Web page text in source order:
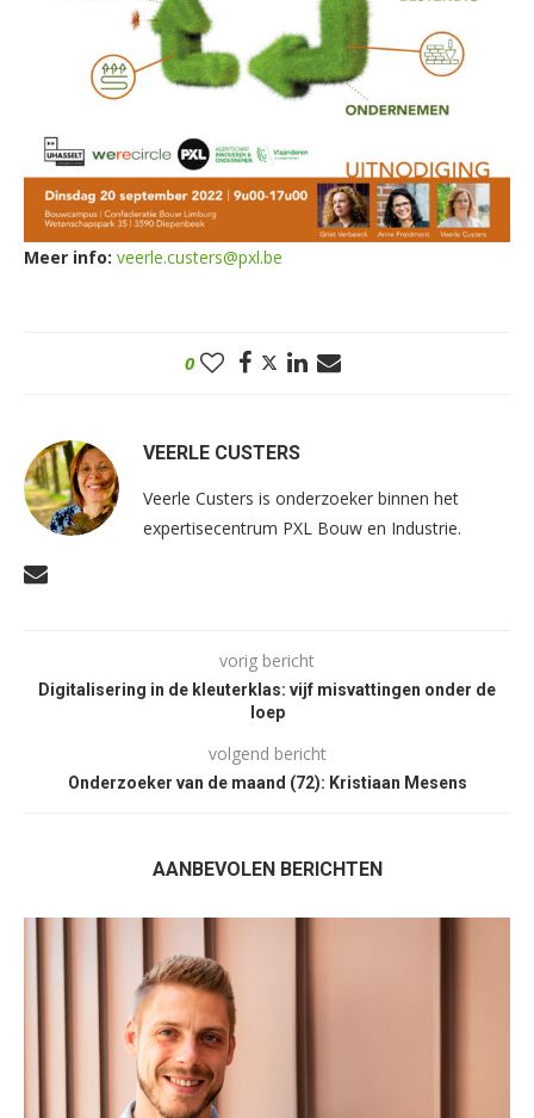
Meer info: veerle.custers@pxl.be
0
VEERLE CUSTERS
Veerle Custers is onderzoeker binnen het
expertisecentrum PXL Bouw en Industrie.
vorig bericht
Digitalisering in de kleuterklas: vijf misvattingen onder de
loep
volgend bericht
Onderzoeker van de maand (72): Kristiaan Mesens
AANBEVOLEN BERICHTEN